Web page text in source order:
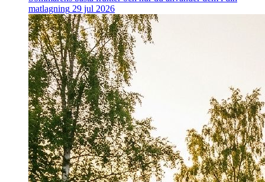
matlagning 29 jul 2026